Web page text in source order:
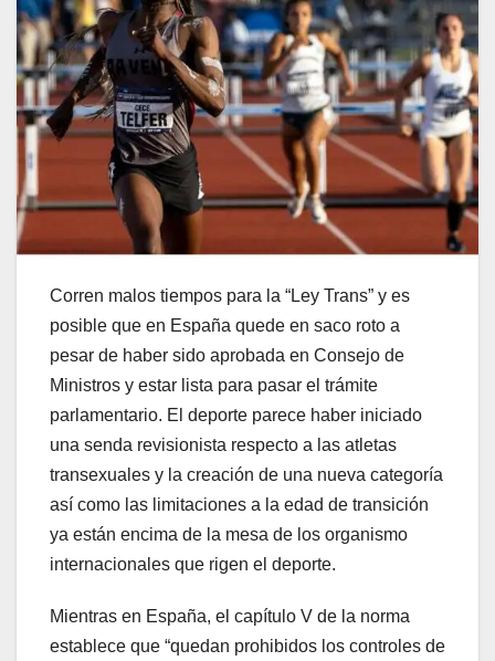
Corren malos tiempos para la “Ley Trans” y es
posible que en España quede en saco roto a
pesar de haber sido aprobada en Consejo de
Ministros y estar lista para pasar el trámite
parlamentario. El deporte parece haber iniciado
una senda revisionista respecto a las atletas
transexuales y la creación de una nueva categoría
así como las limitaciones a la edad de transición
ya están encima de la mesa de los organismo
internacionales que rigen el deporte.
Mientras en España, el capítulo V de la norma
establece que “quedan prohibidos los controles de